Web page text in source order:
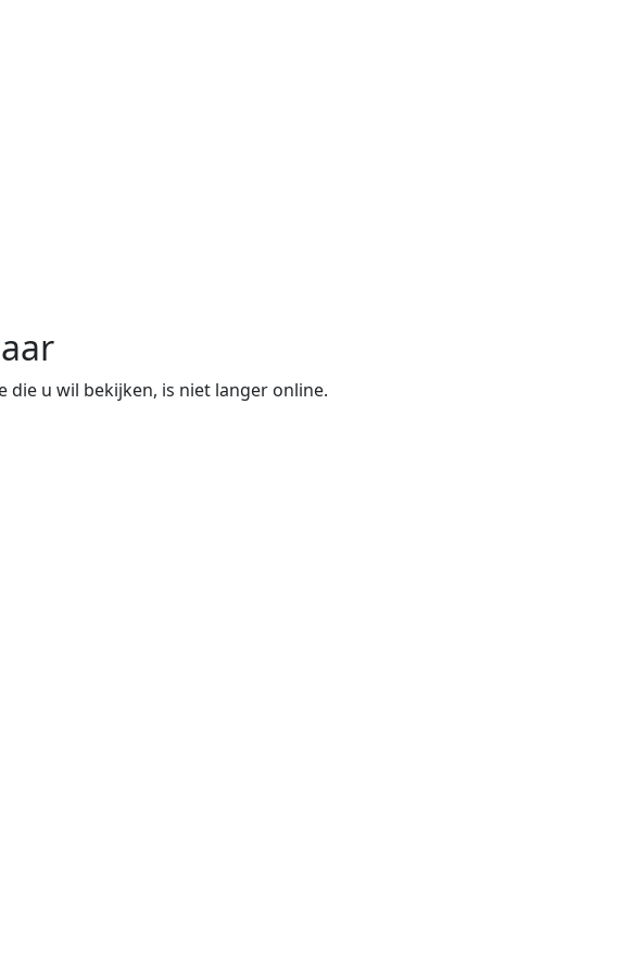
die u wil bekijken, is niet langer online.